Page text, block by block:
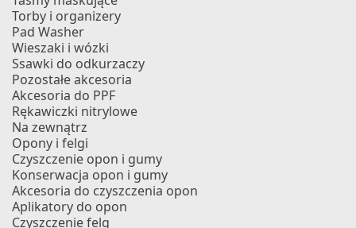
Torby i organizery
Pad Washer
Wieszaki i wózki
Ssawki do odkurzaczy
Pozostałe akcesoria
Akcesoria do PPF
Rękawiczki nitrylowe
Na zewnątrz
Opony i felgi
Czyszczenie opon i gumy
Konserwacja opon i gumy
Akcesoria do czyszczenia opon
Aplikatory do opon
Czyszczenie felg